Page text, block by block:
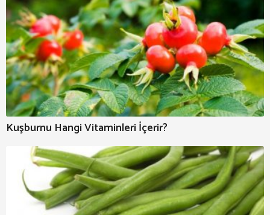
Kuşburnu Hangi Vitaminleri İçerir?